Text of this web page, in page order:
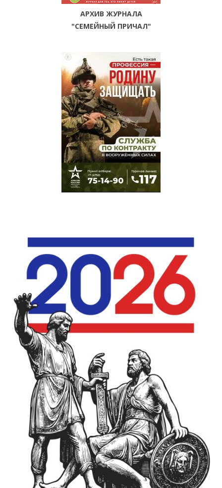
АРХИВ ЖУРНАЛА
"СЕМЕЙНЫЙ ПРИЧАЛ"